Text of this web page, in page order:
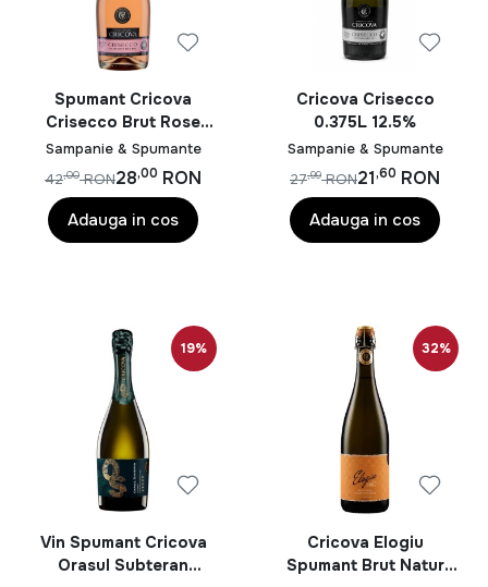
Spumant Cricova
Crisecco Brut Rose
0.75L 12.5%
Sampanie & Spumante
28,00 RON
42,00 RON
Adauga in cos
Cricova Crisecco
0.375L 12.5%
Sampanie & Spumante
21,60 RON
27,99 RON
Adauga in cos
19%
Vin Spumant Cricova
Orasul Subteran
32%
Cricova Elogiu
Spumant Brut Natur